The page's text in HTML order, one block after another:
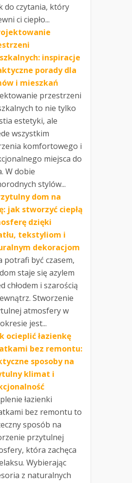
do czytania, który
ci ciepło...
inspiracje
porady dla
i mieszkań
przestrzeni
to nie tylko
estetyki, ale
wszystkim
komfortowego i
miejsca do
W dobie
stylów...
dom na
jak stworzyć ciepłą
dzięki
tekstyliom i
dekoracjom
potrafi być czasem,
staje się azylem
chłodem i szarością
Stworzenie
atmosfery w
jest...
ocieplić łazienkę
bez remontu:
sposoby na
klimat i
łazienki
bez remontu to
sposób na
przytulnej
która zachęca
Wybierając
z naturalnych